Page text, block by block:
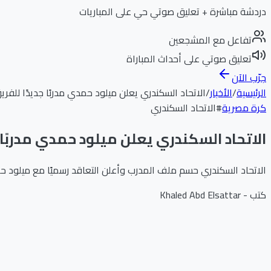
دردشة مباشرة + تعليق صوتي حي على المباريات
تفاعل مع المشجعين
تعليق صوتي على أحداث المباراة
جرّب الآن
الرئيسية/الأخبار/الاتحاد السكندري يعلن ميلود حمدي مدربًا جديدًا
كرة مصرية#الاتحاد السكندري
الاتحاد السكندري يعلن ميلود حمدي
الاتحاد السكندري حسم ملف المدرب وأعلن التعاقد رسميًا مع
كتب -Khaled Abd Elsattar